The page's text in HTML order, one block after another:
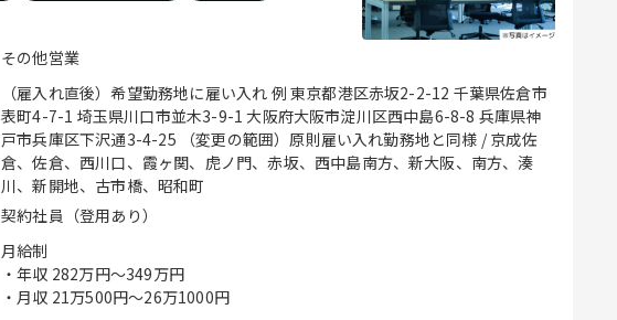
その他営業
（雇入れ直後）希望勤務地に雇い入れ 例 東京都港区赤坂2-2-12 千葉県佐倉市
表町4-7-1 埼玉県川口市並木3-9-1 大阪府大阪市淀川区西中島6-8-8 兵庫県神
戸市兵庫区下沢通3-4-25 （変更の範囲）原則雇い入れ勤務地と同様 / 京成佐
倉、佐倉、西川口、霞ヶ関、虎ノ門、赤坂、西中島南方、新大阪、南方、湊
川、新開地、古市橋、昭和町
契約社員（登用あり）
月給制
・年収 282万円〜349万円
・月収 21万500円〜26万1000円